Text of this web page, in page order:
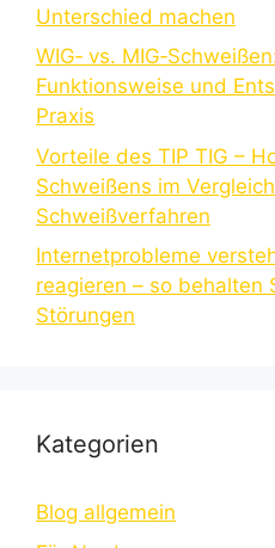
Unterschied machen
WIG‑ vs.
Funktionsweise und
Praxis
Vorteile des TIP TIG –
Schweißens im
Schweißverfahren
Internetprobleme
reagieren – so behalten
Störungen
Kategorien
Blog allgemein